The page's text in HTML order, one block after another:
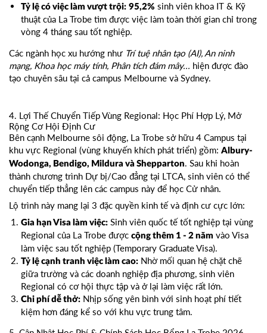
Tỷ lệ có việc làm vượt trội: 95,2% sinh viên khoa IT & Kỹ
thuật của La Trobe tìm được việc làm toàn thời gian chỉ trong
vòng 4 tháng sau tốt nghiệp.
Các ngành học xu hướng như Trí tuệ nhân tạo (AI), An ninh
mạng, Khoa học máy tính, Phân tích đám mây... hiện được đào
tạo chuyên sâu tại cả campus Melbourne và Sydney.
4. Lợi Thế Chuyển Tiếp Vùng Regional: Học Phí Hợp Lý, Mở
Rộng Cơ Hội Định Cư
Bên cạnh Melbourne sôi động, La Trobe sở hữu 4 Campus tại
khu vực Regional (vùng khuyến khích phát triển) gồm: Albury-
Wodonga, Bendigo, Mildura và Shepparton. Sau khi hoàn
thành chương trình Dự bị/Cao đẳng tại LTCA, sinh viên có thể
chuyển tiếp thẳng lên các campus này để học Cử nhân.
Lộ trình này mang lại 3 đặc quyền kinh tế và định cư cực lớn:
Gia hạn Visa làm việc: Sinh viên quốc tế tốt nghiệp tại vùng
Regional của La Trobe được cộng thêm 1 - 2 năm vào Visa
làm việc sau tốt nghiệp (Temporary Graduate Visa).
Tỷ lệ cạnh tranh việc làm cao: Nhờ mối quan hệ chặt chẽ
giữa trường và các doanh nghiệp địa phương, sinh viên
Regional có cơ hội thực tập và ở lại làm việc rất lớn.
Chi phí dễ thở: Nhịp sống yên bình với sinh hoạt phí tiết
kiệm hơn đáng kể so với khu vực trung tâm.